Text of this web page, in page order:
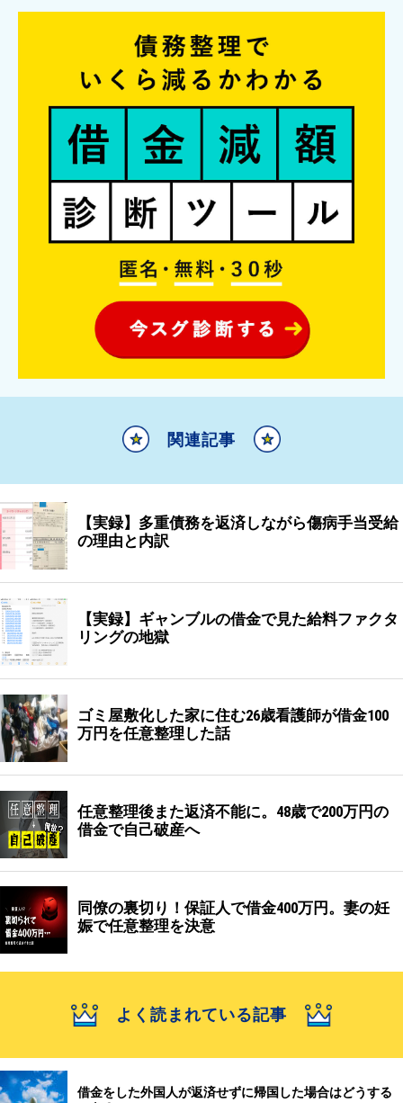
関連記事
【実録】多重債務を返済しながら傷病手当受給
の理由と内訳
【実録】ギャンブルの借金で見た給料ファクタ
リングの地獄
ゴミ屋敷化した家に住む26歳看護師が借金100
万円を任意整理した話
任意整理後また返済不能に。48歳で200万円の
借金で自己破産へ
同僚の裏切り！保証人で借金400万円。妻の妊
娠で任意整理を決意
よく読まれている記事